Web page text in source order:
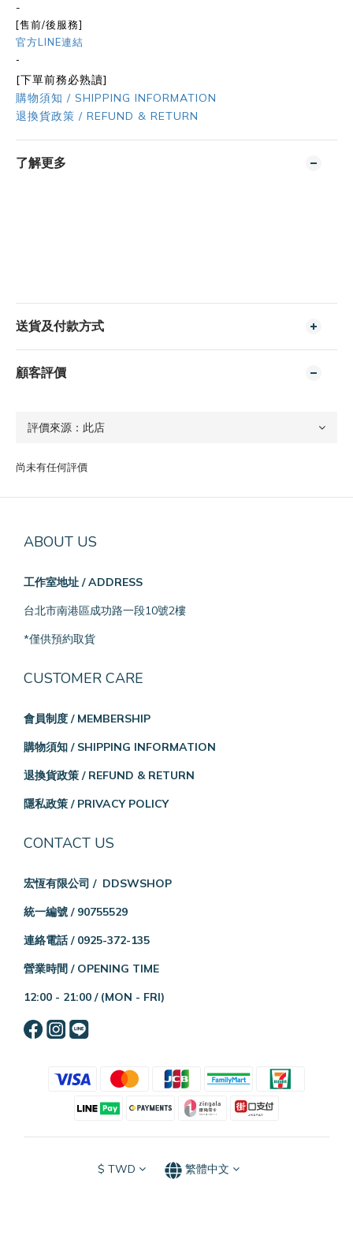
-
[售前/後服務]
官方LINE連結
-
[下單前務必熟讀]
購物須知 / SHIPPING INFORMATION
退換貨政策 / REFUND & RETURN
了解更多
送貨及付款方式
顧客評價
尚未有任何評價
ABOUT US
工作室地址 / ADDRESS
台北市南港區成功路一段10號2樓
*僅供預約取貨
CUSTOMER CARE
會員制度 / MEMBERSHIP
購物須知 / SHIPPING INFORMATION
退換貨政策 / REFUND & RETURN
隱私政策 / PRIVACY POLICY
CONTACT US
宏恆有限公司 / DDSWSHOP
統一編號 / 90755529
連絡電話 / 0925-372-135
營業時間 / OPENING TIME
12:00 - 21:00 / (MON - FRI)
$ TWD 繁體中文